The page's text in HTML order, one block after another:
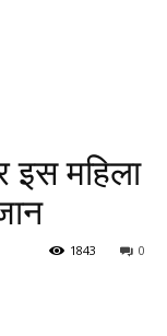
इस महिला
0
1843